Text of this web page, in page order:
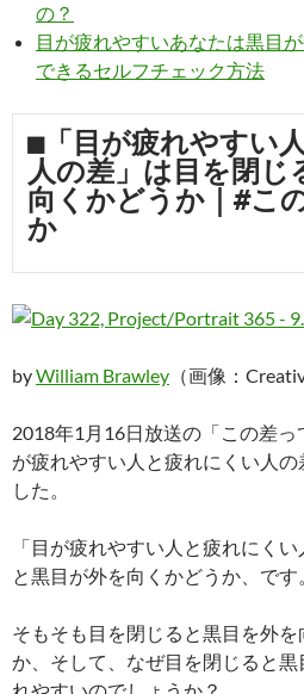
の？
目が疲れやすいあなたは黒目
できるセルフチェック方法
■「目が疲れやすい
人の差」は目を閉じ
向くかどうか｜#こ
か
byWilliam Brawley （画像：
2018年1月16日放送の「この差っ
が疲れやすい人と疲れにくい人
した。
「目が疲れやすい人と疲れにく
と黒目が外を向くかどうか、です
そもそも目を閉じると黒目を外を
か、そして、なぜ目を閉じると